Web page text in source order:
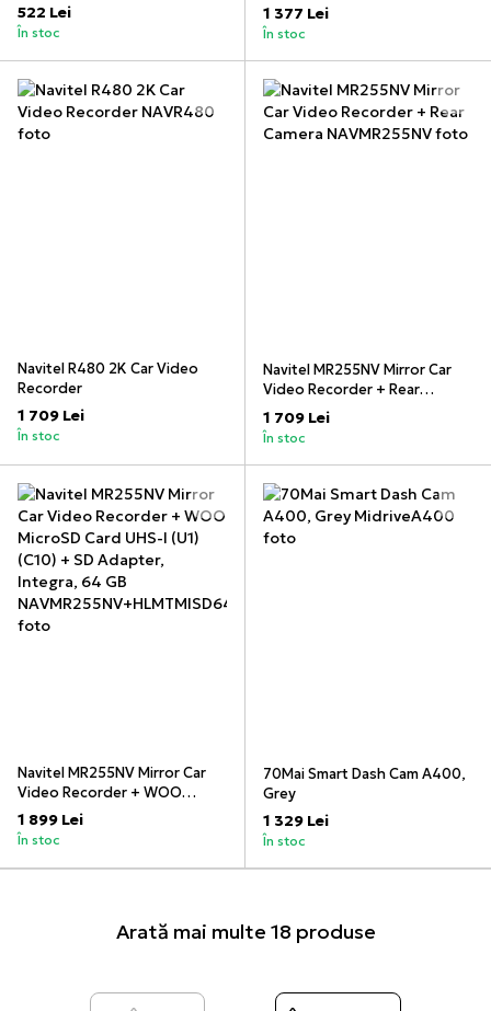
522 Lei
În stoc
1 377 Lei
În stoc
Navitel R480 2K Car Video
Recorder
1 709 Lei
În stoc
Navitel MR255NV Mirror Car
Video Recorder + Rear
Camera
1 709 Lei
În stoc
Navitel MR255NV Mirror Car
Video Recorder + WOO
MicroSD Card UHS-I (U1) (C10)
+ SD Adapter, Integra, 64 GB
1 899 Lei
În stoc
70Mai Smart Dash Cam A400,
Grey
1 329 Lei
În stoc
Arată mai multe 18 produse